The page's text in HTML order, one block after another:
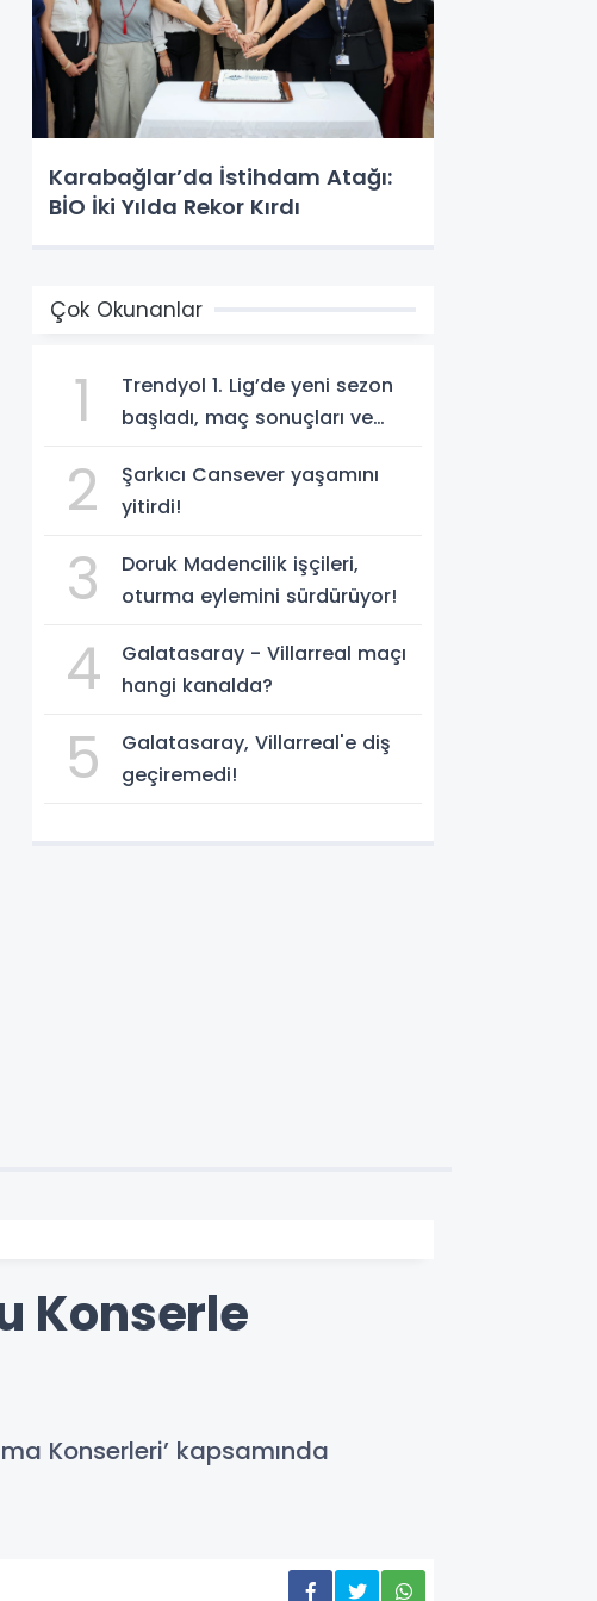
Karabağlar’da İstihdam Atağı:
BİO İki Yılda Rekor Kırdı
Çok Okunanlar
1
Trendyol 1. Lig’de yeni sezon
başladı, maç sonuçları ve
2
Şarkıcı Cansever yaşamını
yitirdi!
3
Doruk Madencilik işçileri,
oturma eylemini sürdürüyor!
4
Galatasaray - Villarreal maçı
hangi kanalda?
5
Galatasaray, Villarreal'e diş
geçiremedi!
Konserle
Konserleri’ kapsamında